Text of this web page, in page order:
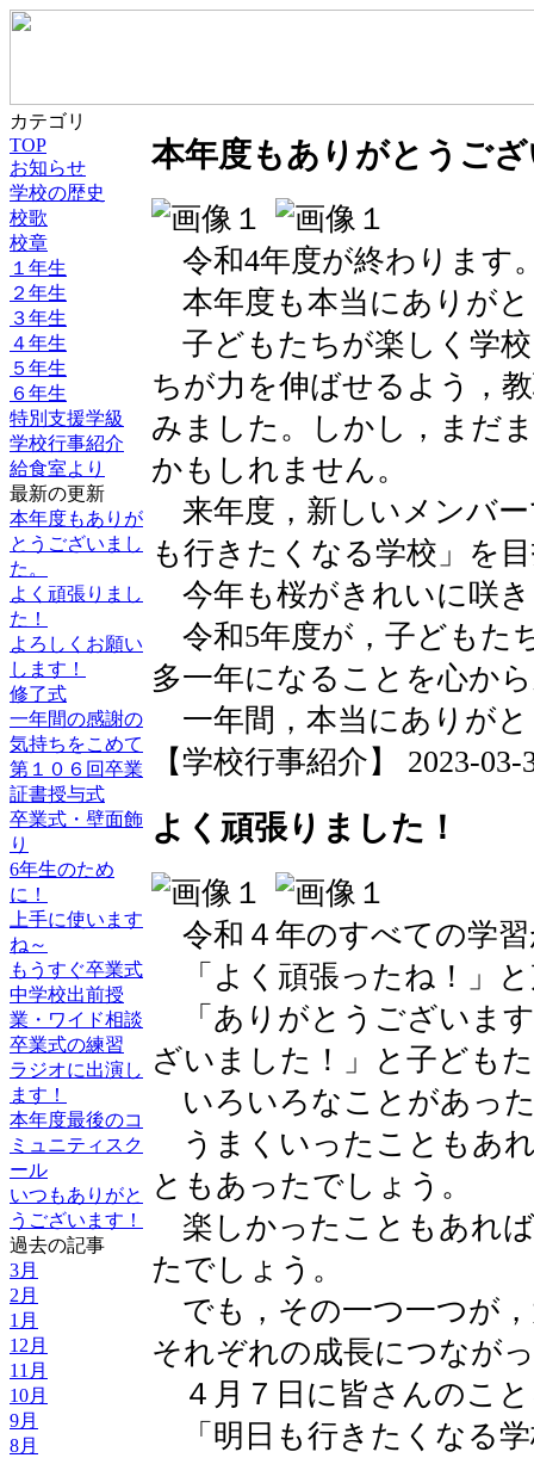
カテゴリ
TOP
お知らせ
学校の歴史
校歌
校章
１年生
２年生
３年生
４年生
５年生
６年生
特別支援学級
学校行事紹介
給食室より
最新の更新
本年度もありが
とうございまし
た。
よく頑張りまし
た！
よろしくお願い
します！
修了式
一年間の感謝の
気持ちをこめて
第１０６回卒業
証書授与式
卒業式・壁面飾
り
6年生のため
に！
上手に使います
ね～
もうすぐ卒業式
中学校出前授
業・ワイド相談
卒業式の練習
ラジオに出演し
ます！
本年度最後のコ
ミュニティスク
ール
いつもありがと
うございます！
過去の記事
3月
2月
1月
12月
11月
10月
9月
8月
本年度もありがとうご
令和4年度が終わります
本年度も本当にありが
子どもたちが楽しく学
ちが力を伸ばせるよう，
みました。しかし，まだ
かもしれません。
来年度，新しいメンバ
も行きたくなる学校」を
今年も桜がきれいに咲
令和5年度が，子どもた
多一年になることを心か
一年間，本当にありが
【学校行事紹介】 2023-03-
よく頑張りました！
令和４年のすべての学
「よく頑張ったね！」
「ありがとうございま
ざいました！」と子ども
いろいろなことがあっ
うまくいったこともあ
ともあったでしょう。
楽しかったこともあれ
たでしょう。
でも，その一つ一つが
それぞれの成長につなが
４月７日に皆さんのこ
「明日も行きたくなる